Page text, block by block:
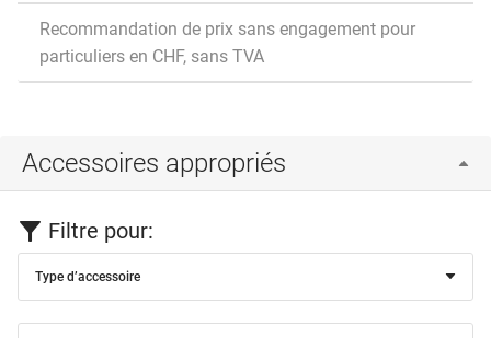
Recommandation de prix sans engagement pour
particuliers en CHF, sans TVA
Accessoires appropriés
Filtre pour:
Type d’accessoire